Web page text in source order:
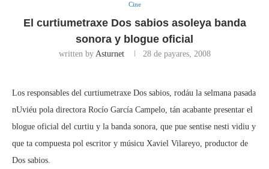
Cine
El curtiumetraxe Dos sabios asoleya banda
sonora y blogue oficial
written by Asturnet 28 de payares, 2008
Los responsables del curtiumetraxe Dos sabios, rodáu la selmana pasada
nUviéu pola directora Rocío García Campelo, tán acabante presentar el
blogue oficial del curtiu y la banda sonora, que pue sentise nesti vidiu y
que ta compuesta pol escritor y músicu Xaviel Vilareyo, productor de
Dos sabios.